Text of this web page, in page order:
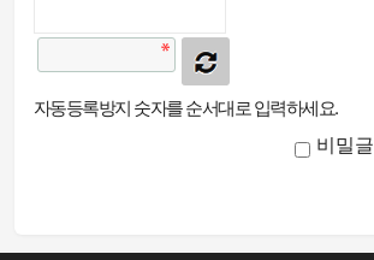
자동등록방지 숫자를 순서대로 입력하세요.
비밀글